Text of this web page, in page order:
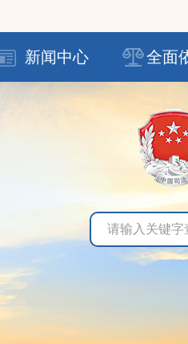
新闻中心 全面